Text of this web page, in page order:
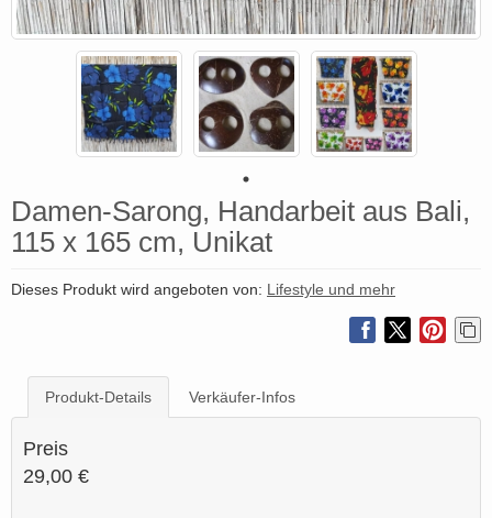
Damen-Sarong, Handarbeit aus Bali,
115 x 165 cm, Unikat
Dieses Produkt wird angeboten von: Lifestyle und mehr
Produkt-Details Verkäufer-Infos
Preis
29,00 €